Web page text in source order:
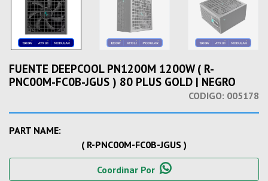
FUENTE DEEPCOOL PN1200M 1200W ( R-
PNC00M-FC0B-JGUS ) 80 PLUS GOLD | NEGRO
CODIGO: 005178
PART NAME:
( R-PNC00M-FC0B-JGUS )
Coordinar Por